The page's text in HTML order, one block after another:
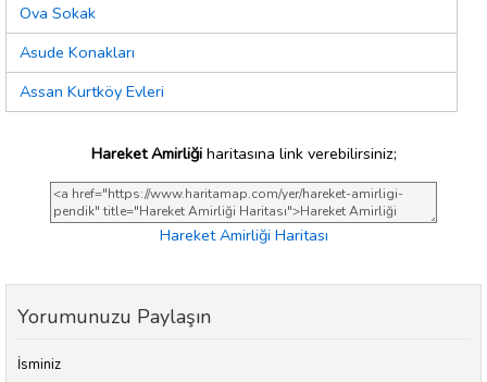
Ova Sokak
Asude Konakları
Assan Kurtköy Evleri
Hareket Amirliğiharitasına link verebilirsiniz;
Hareket Amirliği Haritası
Yorumunuzu Paylaşın
İsminiz